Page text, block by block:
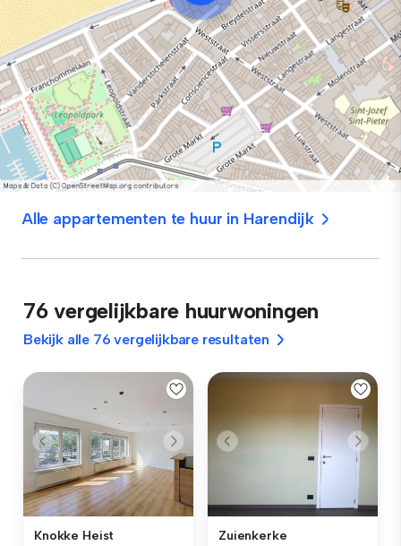
Alle appartementen te huur in Harendijk
76 vergelijkbare huurwoningen
Bekijk alle 76 vergelijkbare resultaten
Knokke Heist Zuienkerke